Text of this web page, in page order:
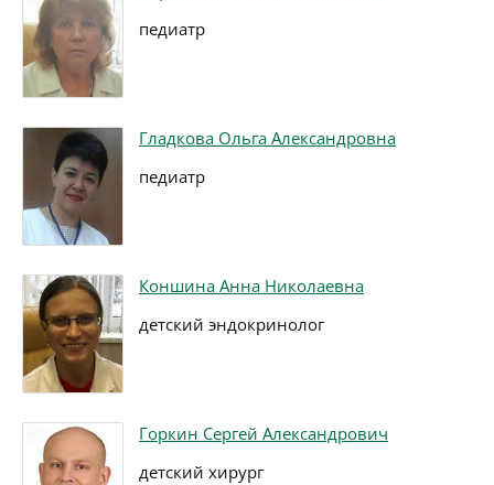
педиатр
Гладкова Ольга Александровна
педиатр
Коншина Анна Николаевна
детский эндокринолог
Горкин Сергей Александрович
детский хирург